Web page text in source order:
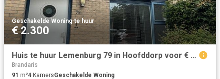
Geschakelde Woning·te huur
€ 2.300
Huis te huur Lemenburg 79 in Hoofddorp voor € 2.300
Brandaris
91 m²4 KamersGeschakelde Woning